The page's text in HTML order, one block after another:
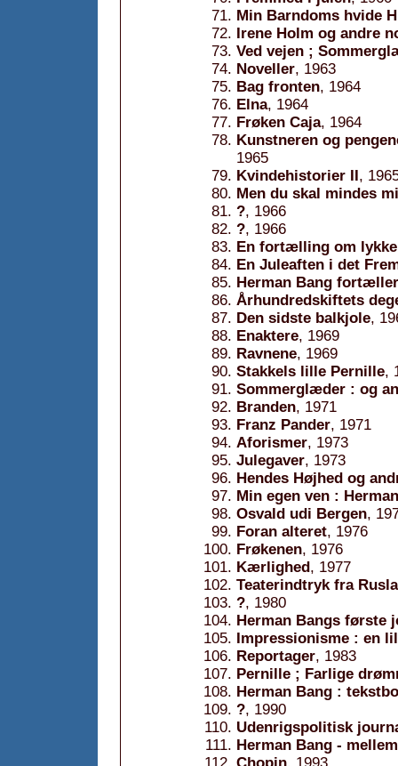
Min Barndoms hvide
Irene Holm og andre
Ved vejen ;
Noveller, 1963
Bag fronten, 1964
Elna, 1964
Frøken Caja, 1964
Kunstneren og
1965
Kvindehistorier II,
Men du skal mindes
?, 1966
?, 1966
En fortælling om
En Juleaften i det
Herman Bang fortæller
Århundredskiftets
Den sidste balkjole,
Enaktere, 1969
Ravnene, 1969
Stakkels lille Pernille,
Sommerglæder : og
Branden, 1971
Franz Pander, 1971
Aforismer, 1973
Julegaver, 1973
Hendes Højhed og
Min egen ven :
Osvald udi Bergen,
Foran alteret, 1976
Frøkenen, 1976
Kærlighed, 1977
Teaterindtryk fra
?, 1980
Herman Bangs første
Impressionisme : en
Reportager, 1983
Pernille ; Farlige
Herman Bang :
?, 1990
Udenrigspolitisk
Herman Bang -